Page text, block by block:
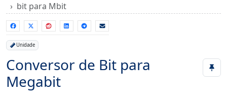
bit para Mbit
Unidade
Conversor de Bit para
Megabit